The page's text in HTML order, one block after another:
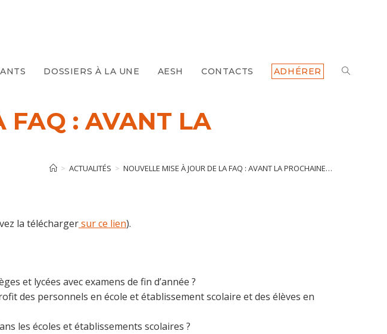
DOSSIERS À LA UNE AESH CONTACTS ADHÉRER TOGGLE
FAQ : AVANT LA
> ACTUALITÉS > NOUVELLE MISE À JOUR DE LA FAQ : AVANT LA PROCHAINE…
la téléchargersur ce lien).
et lycées avec examens de fin d’année ?
des personnels en école et établissement scolaire et des élèves en
les écoles et établissements scolaires ?